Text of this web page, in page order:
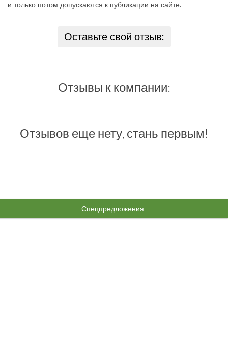
и только потом допускаются к публикации на сайте.
Оставьте свой отзыв:
Отзывы к компании:
Отзывов еще нету, стань первым!
Спецпредложения